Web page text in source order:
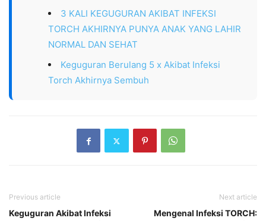
3 KALI KEGUGURAN AKIBAT INFEKSI
TORCH AKHIRNYA PUNYA ANAK YANG LAHIR
NORMAL DAN SEHAT
Keguguran Berulang 5 x Akibat Infeksi
Torch Akhirnya Sembuh
Previous article
Keguguran Akibat Infeksi
Next article
Mengenal Infeksi TORCH: